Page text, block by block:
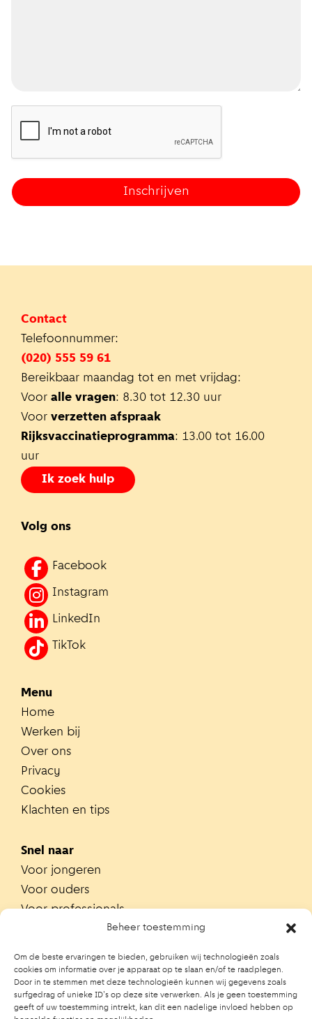
Beheer toestemming
Om de beste ervaringen te bieden, gebruiken wij technologieën zoals
cookies om informatie over je apparaat op te slaan en/of te raadplegen.
Door in te stemmen met deze technologieën kunnen wij gegevens zoals
surfgedrag of unieke ID's op deze site verwerken. Als je geen toestemming
geeft of uw toestemming intrekt, kan dit een nadelige invloed hebben op
Contact
Telefoonnummer:
(020) 555 59 61
Bereikbaar maandag tot en met vrijdag:
Voor alle vragen: 8.30 tot 12.30 uur
Voor verzetten afspraak
Rijksvaccinatieprogramma: 13.00 tot 16.00
uur
Ik zoek hulp
Volg ons
Facebook
Instagram
LinkedIn
TikTok
Menu
Home
Werken bij
Over ons
Privacy
Cookies
Klachten en tips
Snel naar
Voor jongeren
Voor ouders
Voor professionals
Zoek contactpersoon op school
Trainingen
Ouderportaal JGZ